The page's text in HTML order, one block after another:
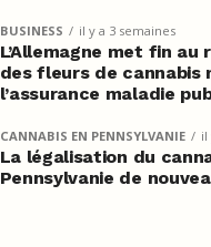
BUSINESS il y a 3 semaines
L’Allemagne met fin au
des fleurs de cannabis
l’assurance maladie
CANNABIS EN PENNSYLVANIE il
La légalisation du
Pennsylvanie de